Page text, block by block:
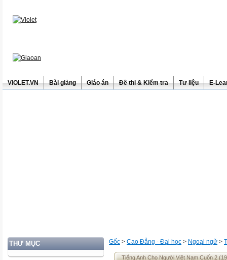
ViOLET.VN Bài giảng Giáo án Đề thi & Kiểm tra Tư liệu E-
THƯ MỤC Gốc > Cao Đẳng - Đại học > Ngoại ngữ >
Tiếng Anh Cho Người Việt Nam Cuốn 2